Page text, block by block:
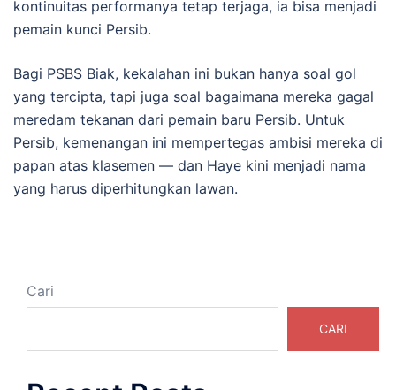
kontinuitas performanya tetap terjaga, ia bisa menjadi
pemain kunci Persib.
Bagi PSBS Biak, kekalahan ini bukan hanya soal gol
yang tercipta, tapi juga soal bagaimana mereka gagal
meredam tekanan dari pemain baru Persib. Untuk
Persib, kemenangan ini mempertegas ambisi mereka di
papan atas klasemen — dan Haye kini menjadi nama
yang harus diperhitungkan lawan.
Cari
CARI